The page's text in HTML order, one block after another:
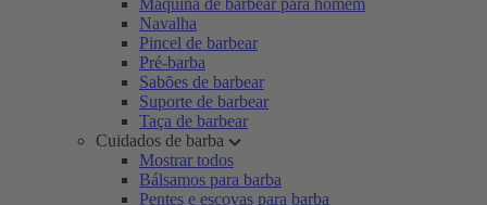
Máquina de barbear para homem
Navalha
Pincel de barbear
Pré-barba
Sabões de barbear
Suporte de barbear
Taça de barbear
Cuidados de barba
Mostrar todos
Bálsamos para barba
Pentes e escovas para barba